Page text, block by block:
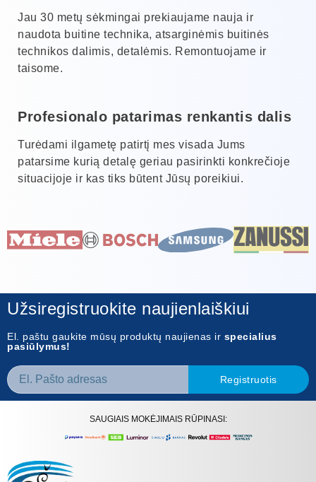
Jau 30 metų sėkmingai prekiaujame nauja ir
naudota buitine technika, atsarginėmis buitinės
technikos dalimis, detalėmis. Remontuojame ir
taisome.
Profesionalo patarimas renkantis dalis
Turėdami ilgametę patirtį mes visada Jums
patarsime kurią detalę geriau pasirinkti konkrečioje
situacijoje ir kas tiks būtent Jūsų poreikiui.
Užsiregistruokite naujienlaiškiui
El. paštu gaukite mūsų produktų naujienas ir specialius
pasiūlymus!
Registruotis
SAUGIAIS MOKĖJIMAIS RŪPINASI: